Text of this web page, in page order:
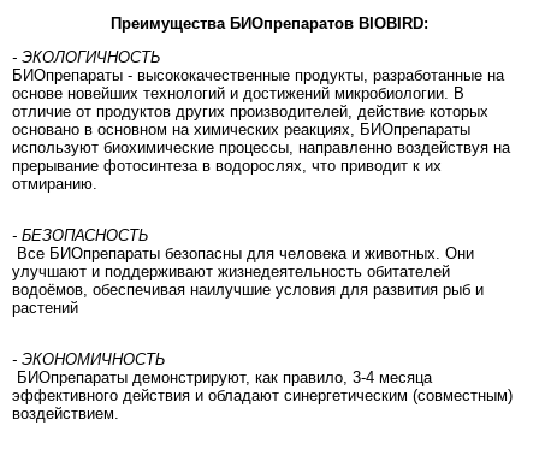
Преимущества БИОпрепаратов BIOBIRD:
- ЭКОЛОГИЧНОСТЬ
БИОпрепараты - высококачественные продукты, разработанные на
основе новейших технологий и достижений микробиологии. В
отличие от продуктов других производителей, действие которых
основано в основном на химических реакциях, БИОпрепараты
используют биохимические процессы, направленно воздействуя на
прерывание фотосинтеза в водорослях, что приводит к их
отмиранию.
- БЕЗОПАСНОСТЬ
Все БИОпрепараты безопасны для человека и животных. Они
улучшают и поддерживают жизнедеятельность обитателей
водоёмов, обеспечивая наилучшие условия для развития рыб и
растений
- ЭКОНОМИЧНОСТЬ
БИОпрепараты демонстрируют, как правило, 3-4 месяца
эффективного действия и обладают синергетическим (совместным)
воздействием.